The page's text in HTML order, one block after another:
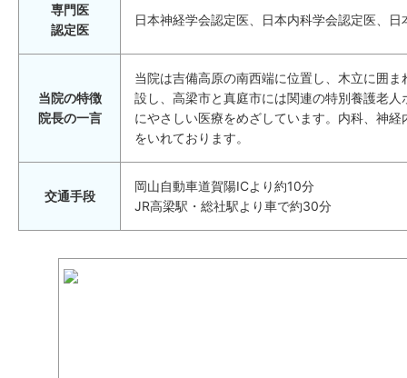
専門医
認定医
日本神経学会認定医、日本内科学会認定医、
当院の特徴
院長の一言
当院は吉備高原の南西端に位置し、木立に囲
設し、高梁市と真庭市には関連の特別養護老
にやさしい医療をめざしています。内科、神
をいれております。
交通手段
岡山自動車道賀陽ICより約10分
JR高梁駅・総社駅より車で約30分